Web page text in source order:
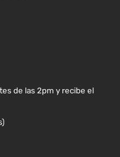
de las 2pm y recibe el